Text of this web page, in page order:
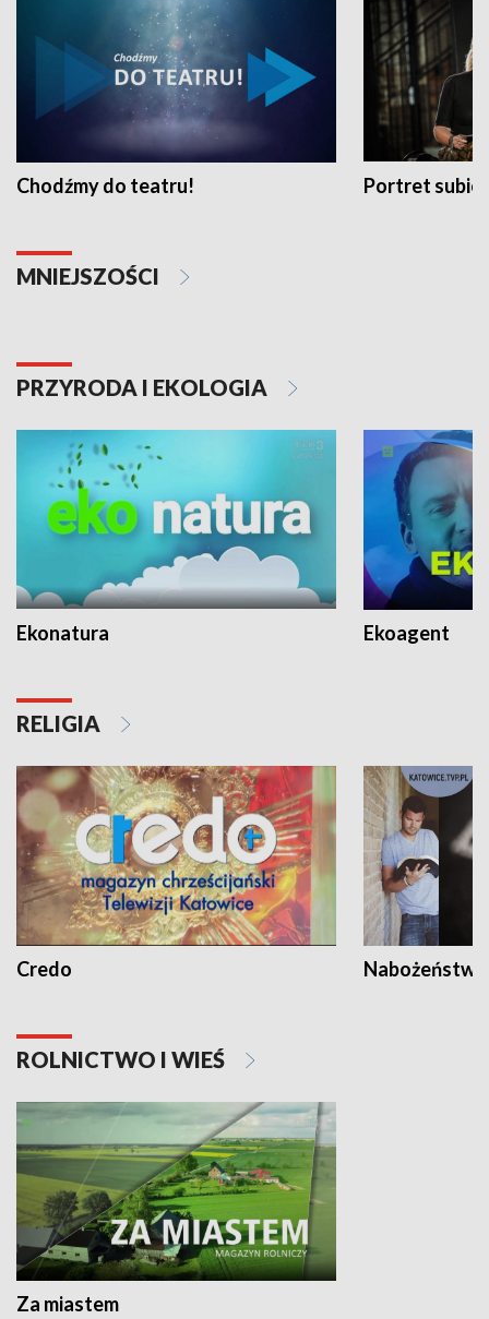
Chodźmy do teatru! Portret
MNIEJSZOŚCI
PRZYRODA I EKOLOGIA
Ekonatura Ekoagent
RELIGIA
Credo
ROLNICTWO I WIEŚ
Za miastem